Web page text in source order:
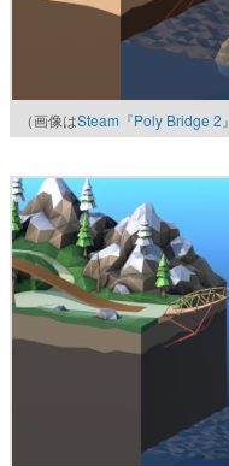
（画像はSteam『Poly Bridge 2』